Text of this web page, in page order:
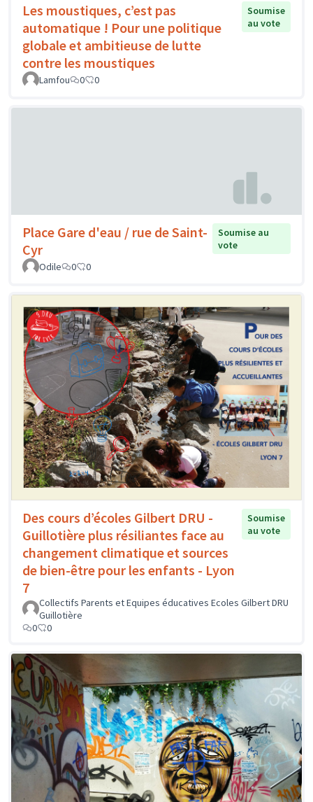
Les moustiques, c’est pas
automatique ! Pour une politique
globale et ambitieuse de lutte
contre les moustiques
Soumise
au vote
Lamfou 0 0
Place Gare d'eau / rue de Saint-
Cyr
Soumise au
vote
Odile
0 0
Des cours d’écoles Gilbert DRU -
Guillotière plus résiliantes face au
changement climatique et sources
de bien-être pour les enfants - Lyon
7
Soumise
au vote
Collectifs Parents et Equipes éducatives Ecoles Gilbert DRU
Guillotière
0
0